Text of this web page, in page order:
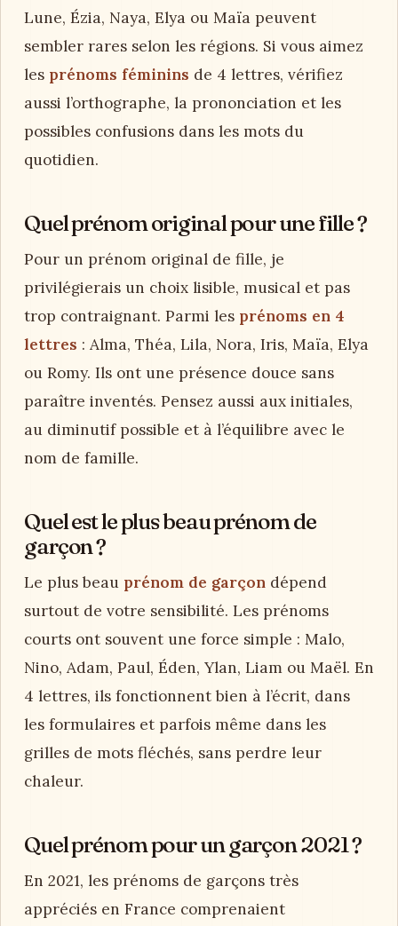
Lune, Ézia, Naya, Elya ou Maïa peuvent
sembler rares selon les régions. Si vous aimez
les prénoms féminins de 4 lettres, vérifiez
aussi l’orthographe, la prononciation et les
possibles confusions dans les mots du
quotidien.
Quel prénom original pour une fille ?
Pour un prénom original de fille, je
privilégierais un choix lisible, musical et pas
trop contraignant. Parmi les prénoms en 4
lettres : Alma, Théa, Lila, Nora, Iris, Maïa, Elya
ou Romy. Ils ont une présence douce sans
paraître inventés. Pensez aussi aux initiales,
au diminutif possible et à l’équilibre avec le
nom de famille.
Quel est le plus beau prénom de
garçon ?
Le plus beau prénom de garçon dépend
surtout de votre sensibilité. Les prénoms
courts ont souvent une force simple : Malo,
Nino, Adam, Paul, Éden, Ylan, Liam ou Maël. En
4 lettres, ils fonctionnent bien à l’écrit, dans
les formulaires et parfois même dans les
grilles de mots fléchés, sans perdre leur
chaleur.
Quel prénom pour un garçon 2021 ?
En 2021, les prénoms de garçons très
appréciés en France comprenaient